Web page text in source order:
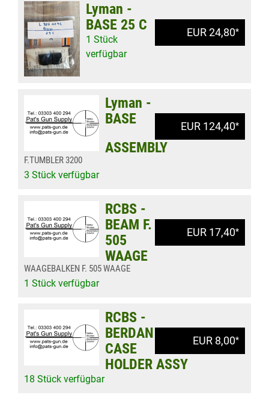
EUR 24,80*
Lyman -
BASE 25 C
1 Stück
verfügbar
EUR 124,40*
Lyman -
BASE
ASSEMBLY
F.TUMBLER 3200
3 Stück verfügbar
EUR 17,40*
RCBS -
BEAM F.
505
WAAGE
WAAGEBALKEN F. 505 WAAGE
1 Stück verfügbar
EUR 8,00*
RCBS -
BERDAN
CASE
HOLDER ASSY
18 Stück verfügbar